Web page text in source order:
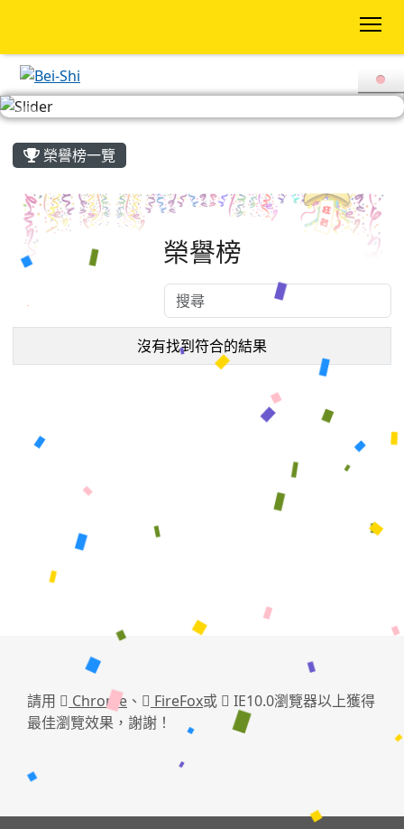
榮譽榜一覽
榮譽榜
沒有找到符合的結果
請用 Chrome 、 FireFox或
IE10.0瀏覽器以上獲得
最佳瀏覽效果，謝謝！